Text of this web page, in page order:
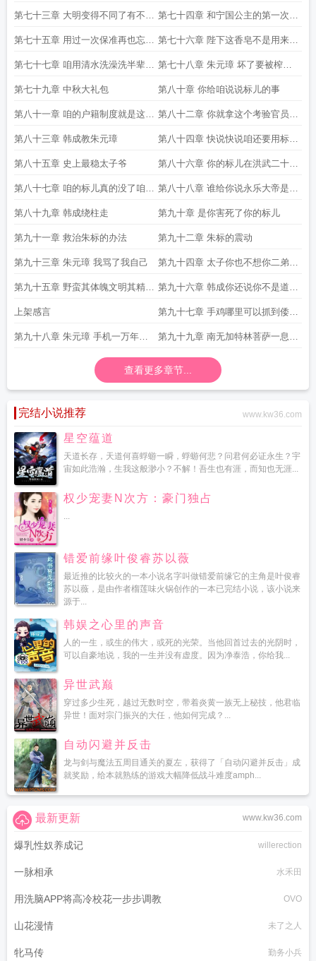
犁庭扫穴的意见就是我提的
第七十三章 大明变得不同了有不得
了的事正在发生
第七十四章 和宁国公主的第一次约
会求追读
第七十五章 用过一次保准再也忘不
掉韩公子
第七十六章 陛下这香皂不是用来吃
的
第七十七章 咱用清水洗澡洗半辈子
了用什么香皂死都不用嘶
第七十八章 朱元璋 坏了要被榨干
了
第七十九章 中秋大礼包 第八十章 你给咱说说标儿的事
第八十一章 咱的户籍制度就是这样
高明
第八十二章 你就拿这个考验官员有
几个官员能禁得起考验
第八十三章 韩成教朱元璋 第八十四章 快说快说咱还要用标儿
做皇帝后的丰功伟绩来下酒呢
第八十五章 史上最稳太子爷 第八十六章 你的标儿在洪武二十五
年去世了
第八十七章 咱的标儿真的没了咱白
发人送了黑发人
第八十八章 谁给你说永乐大帝是朱
标了
第八十九章 韩成绕柱走 第九十章 是你害死了你的标儿
第九十一章 救治朱标的办法 第九十二章 朱标的震动
第九十三章 朱元璋 我骂了我自己 第九十四章 太子你也不想你二弟成
为禽兽吧
第九十五章 野蛮其体魄文明其精神
八部金刚功出世
第九十六章 韩成你还说你不是道门
精英弟子
上架感言 第九十七章 手鸡哪里可以抓到倭国
那里有没有求订阅
第九十八章 朱元璋 手机一万年也 第九十九章 南无加特林菩萨一息三
千六百转
查看更多章节...
完结小说推荐 www.kw36.com
星空蕴道
天道长存，天道何喜蜉蝣一瞬，蜉蝣何悲？问君何必证永生？宇
宙如此浩瀚，生我这般渺小？不解！吾生也有涯，而知也无涯...
权少宠妻N次方：豪门独占
...
错爱前缘叶俊睿苏以薇
最近推的比较火的一本小说名字叫做错爱前缘它的主角是叶俊睿
苏以薇，是由作者榴莲味火锅创作的一本已完结小说，该小说来
源于...
韩娱之心里的声音
人的一生，或生的伟大，或死的光荣。当他回首过去的光阴时，
可以自豪地说，我的一生并没有虚度。因为净泰浩，你给我...
异世武巅
穿过多少生死，越过无数时空，带着炎黄一族无上秘技，他君临
异世！面对宗门振兴的大任，他如何完成？...
自动闪避并反击
龙与剑与魔法五周目通关的夏左，获得了「自动闪避并反击」成
就奖励，给本就熟练的游戏大幅降低战斗难度amph...
www.kw36.com
最新更新
爆乳性奴养成记 willerection
一脉相承 水禾田
用洗脑APP将高冷校花一步步调教 OVO
山花漫情 未了之人
牝马传 勤务小兵